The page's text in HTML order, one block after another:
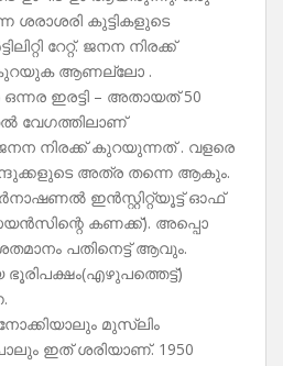
ശരാശരി കുട്ടികളുടെ
റേറ്റ്. ജനന നിരക്ക്
കുറയുക ആണല്ലോ .
ഒന്നര ഇരട്ടി – അതായത് 50
വേഗത്തിലാണ്
നിരക്ക് കുറയുന്നത് . വളരെ
അത്ര തന്നെ ആകും.
ഇൻസ്റ്റിറ്റ്യൂട്ട് ഓഫ്
കണക്ക്). അപ്പൊ
പതിനെട്ട് ആവും.
മുസ്‌ലിം
ഇത് ശരിയാണ്. 1950